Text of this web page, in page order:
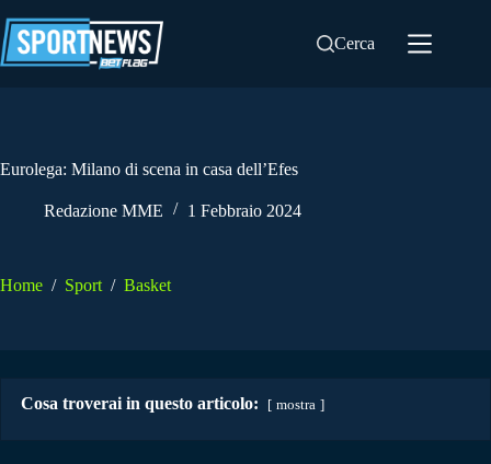
al
contenuto
Cerca
Eurolega: Milano di scena in casa dell’Efes
Redazione MME 1 Febbraio 2024
Home / Sport / Basket
Cosa troverai in questo articolo: mostra